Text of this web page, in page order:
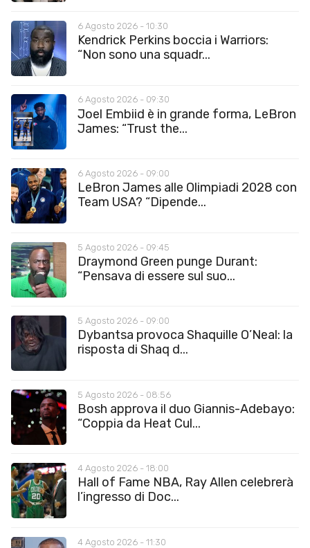
6 Agosto 2026 - 10:30
Kendrick Perkins boccia i Warriors:
“Non sono una squadr...
6 Agosto 2026 - 09:30
Joel Embiid è in grande forma, LeBron
James: “Trust the...
6 Agosto 2026 - 09:00
LeBron James alle Olimpiadi 2028 con
Team USA? “Dipende...
5 Agosto 2026 - 09:45
Draymond Green punge Durant:
“Pensava di essere sul suo...
5 Agosto 2026 - 09:00
Dybantsa provoca Shaquille O’Neal: la
risposta di Shaq d...
5 Agosto 2026 - 08:56
Bosh approva il duo Giannis-Adebayo:
“Coppia da Heat Cul...
4 Agosto 2026 - 18:00
Hall of Fame NBA, Ray Allen celebrerà
l’ingresso di Doc...
4 Agosto 2026 - 11:30